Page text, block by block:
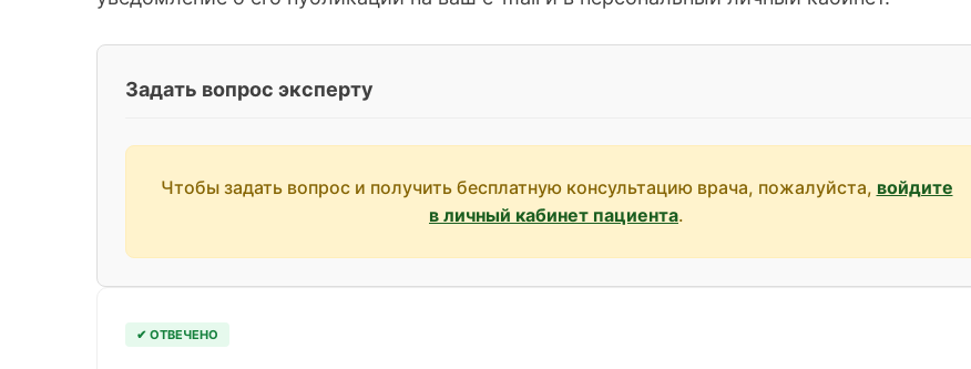
Задать вопрос эксперту
Чтобы задать вопрос и получить бесплатную консультацию врача, пожалуйста, войдите
в личный кабинет пациента.
✔ ОТВЕЧЕНО